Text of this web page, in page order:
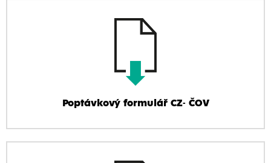
Poptávkový formulář CZ- ČOV